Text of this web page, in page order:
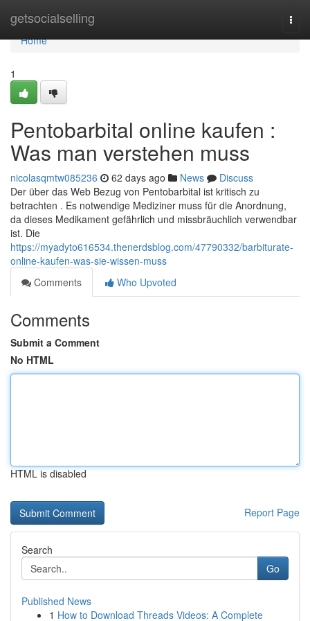
getsocialselling
Home
Home
1
Pentobarbital online kaufen :
Was man verstehen muss
nicolasqmtw085236 62 days ago News
Discuss
Der über das Web Bezug von Pentobarbital ist kritisch zu
betrachten . Es notwendige Mediziner muss für die Anordnung,
da dieses Medikament gefährlich und missbräuchlich verwendbar
ist. Die
https://myadyto616534.thenerdsblog.com/47790332/barbiturate-
online-kaufen-was-sie-wissen-muss
Comments
Who Upvoted
Comments
Submit a Comment
No HTML
HTML is disabled
Report Page
Search
Go
Published News
1 How to Download Threads Videos: A Complete